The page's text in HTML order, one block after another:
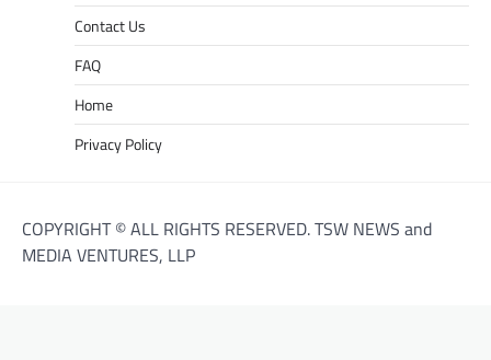
Contact Us
FAQ
Home
Privacy Policy
COPYRIGHT © ALL RIGHTS RESERVED. TSW NEWS and
MEDIA VENTURES, LLP